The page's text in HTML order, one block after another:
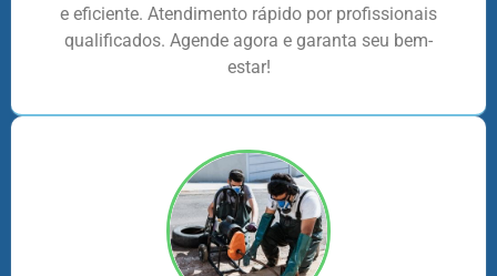
e eficiente. Atendimento rápido por profissionais
qualificados. Agende agora e garanta seu bem-
estar!